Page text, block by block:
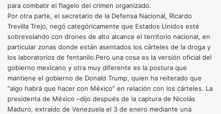
para combatir el flagelo del crimen organizado.
Por otra parte, el secretario de la Defensa Nacional, Ricardo
Trevilla Trejo, negó categóricamente que Estados Unidos esté
sobrevolando con drones de alto alcance el territorio nacional, en
particular zonas donde están asentados los cárteles de la droga y
los laboratorios de fentanilo.Pero una cosa es la versión oficial del
gobierno mexicano y otra muy diferente es la postura que
mantiene el gobierno de Donald Trump, quien ha reiterado que
“algo habrá que hacer con México” en relación con los cárteles. La
presidenta de México –dijo después de la captura de Nicolás
Maduro, extraído de Venezuela el 3 de enero mediante una